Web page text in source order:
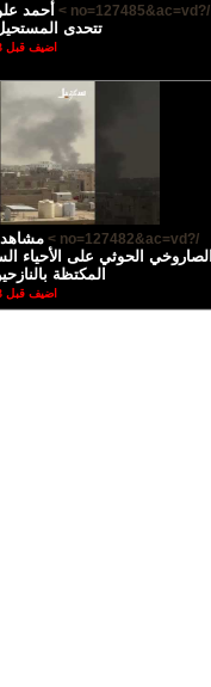
/?no=127485&ac=vd >
أحمد
تتحدى
اضيف قبل 3 ساعة
/?no=127482&ac=vd >
الصاروخي الحوثي على الأحياء
المكتظة
اضيف قبل 3 ساعة